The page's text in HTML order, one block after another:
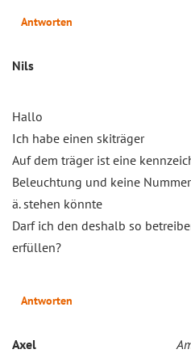
Antworten
Nils
Hallo
Ich habe einen skiträger
Auf dem träger ist eine
Beleuchtung und keine
ä. stehen könnte
Darf ich den deshalb so
erfüllen?
Antworten
Axel